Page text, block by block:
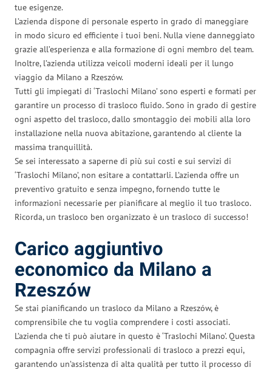
tue esigenze.
L’azienda dispone di personale esperto in grado di maneggiare
in modo sicuro ed efficiente i tuoi beni. Nulla viene danneggiato
grazie all’esperienza e alla formazione di ogni membro del team.
Inoltre, l’azienda utilizza veicoli moderni ideali per il lungo
viaggio da Milano a Rzeszów.
Tutti gli impiegati di ‘Traslochi Milano’ sono esperti e formati per
garantire un processo di trasloco fluido. Sono in grado di gestire
ogni aspetto del trasloco, dallo smontaggio dei mobili alla loro
installazione nella nuova abitazione, garantendo al cliente la
massima tranquillità.
Se sei interessato a saperne di più sui costi e sui servizi di
‘Traslochi Milano’, non esitare a contattarli. L’azienda offre un
preventivo gratuito e senza impegno, fornendo tutte le
informazioni necessarie per pianificare al meglio il tuo trasloco.
Ricorda, un trasloco ben organizzato è un trasloco di successo!
Carico aggiuntivo
economico da Milano a
Rzeszów
Se stai pianificando un trasloco da Milano a Rzeszów, è
comprensibile che tu voglia comprendere i costi associati.
L’azienda che ti può aiutare in questo è ‘Traslochi Milano’. Questa
compagnia offre servizi professionali di trasloco a prezzi equi,
garantendo un’assistenza di alta qualità per tutto il processo di